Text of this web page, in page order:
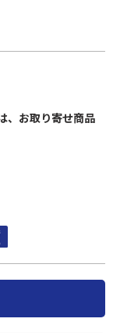
、お取り寄せ商品